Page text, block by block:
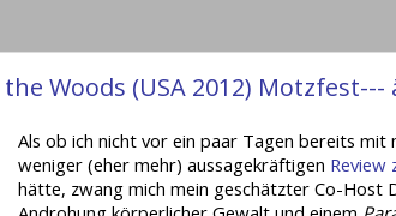
Woods (USA 2012) Motzfest---
Als ob ich nicht vor ein paar Tagen bereits mit
weniger (eher mehr) aussagekräftigen Review
hätte, zwang mich mein geschätzter Co-Host